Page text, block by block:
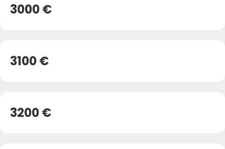
3000 €
3100 €
3200 €